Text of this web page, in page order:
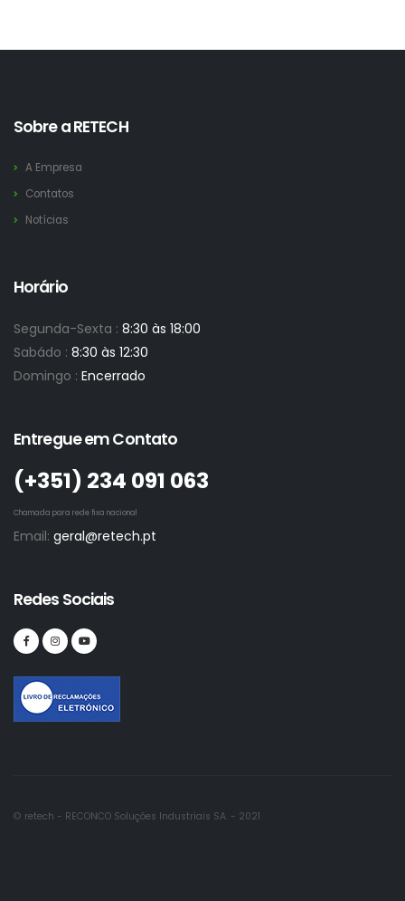
Sobre a RETECH
A Empresa
Contatos
Notícias
Horário
Segunda-Sexta : 8:30 às 18:00
Sabádo : 8:30 às 12:30
Domingo : Encerrado
Entregue em Contato
(+351)­ 234 091 063
Chamada para rede fixa nacional
Email: geral@retech.pt
Redes Sociais
© retech - RECONCO Soluções Industriais SA. - 2021